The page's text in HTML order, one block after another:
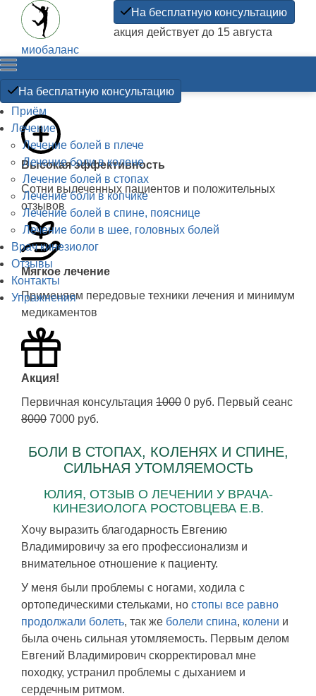
миобаланс
кинезиология
На бесплатную консультацию
акция действует до 15 августа
На бесплатную консультацию
Приём
Лечение
Лечение болей в плече
Лечение боли в колене
Лечение болей в стопах
Лечение боли в копчике
Лечение болей в спине, пояснице
Лечение боли в шее, головных болей
Врач кинезиолог
Отзывы
Контакты
Упражнения
Высокая эффективность
Сотни вылеченных пациентов и положительных
отзывов
Мягкое лечение
Применяем передовые техники лечения и минимум
медикаментов
Акция!
Первичная консультация 1000 0 руб. Первый сеанс
8000 7000 руб.
БОЛИ В СТОПАХ, КОЛЕНЯХ И СПИНЕ,
СИЛЬНАЯ УТОМЛЯЕМОСТЬ
ЮЛИЯ, ОТЗЫВ О ЛЕЧЕНИИ У ВРАЧА-
КИНЕЗИОЛОГА РОСТОВЦЕВА Е.В.
Хочу выразить благодарность Евгению
Владимировичу за его профессионализм и
внимательное отношение к пациенту.
У меня были проблемы с ногами, ходила с
ортопедическими стельками, но стопы все равно
продолжали болеть, так же болели спина, колени и
была очень сильная утомляемость. Первым делом
Евгений Владимирович скорректировал мне
походку, устранил проблемы с дыханием и
сердечным ритмом.